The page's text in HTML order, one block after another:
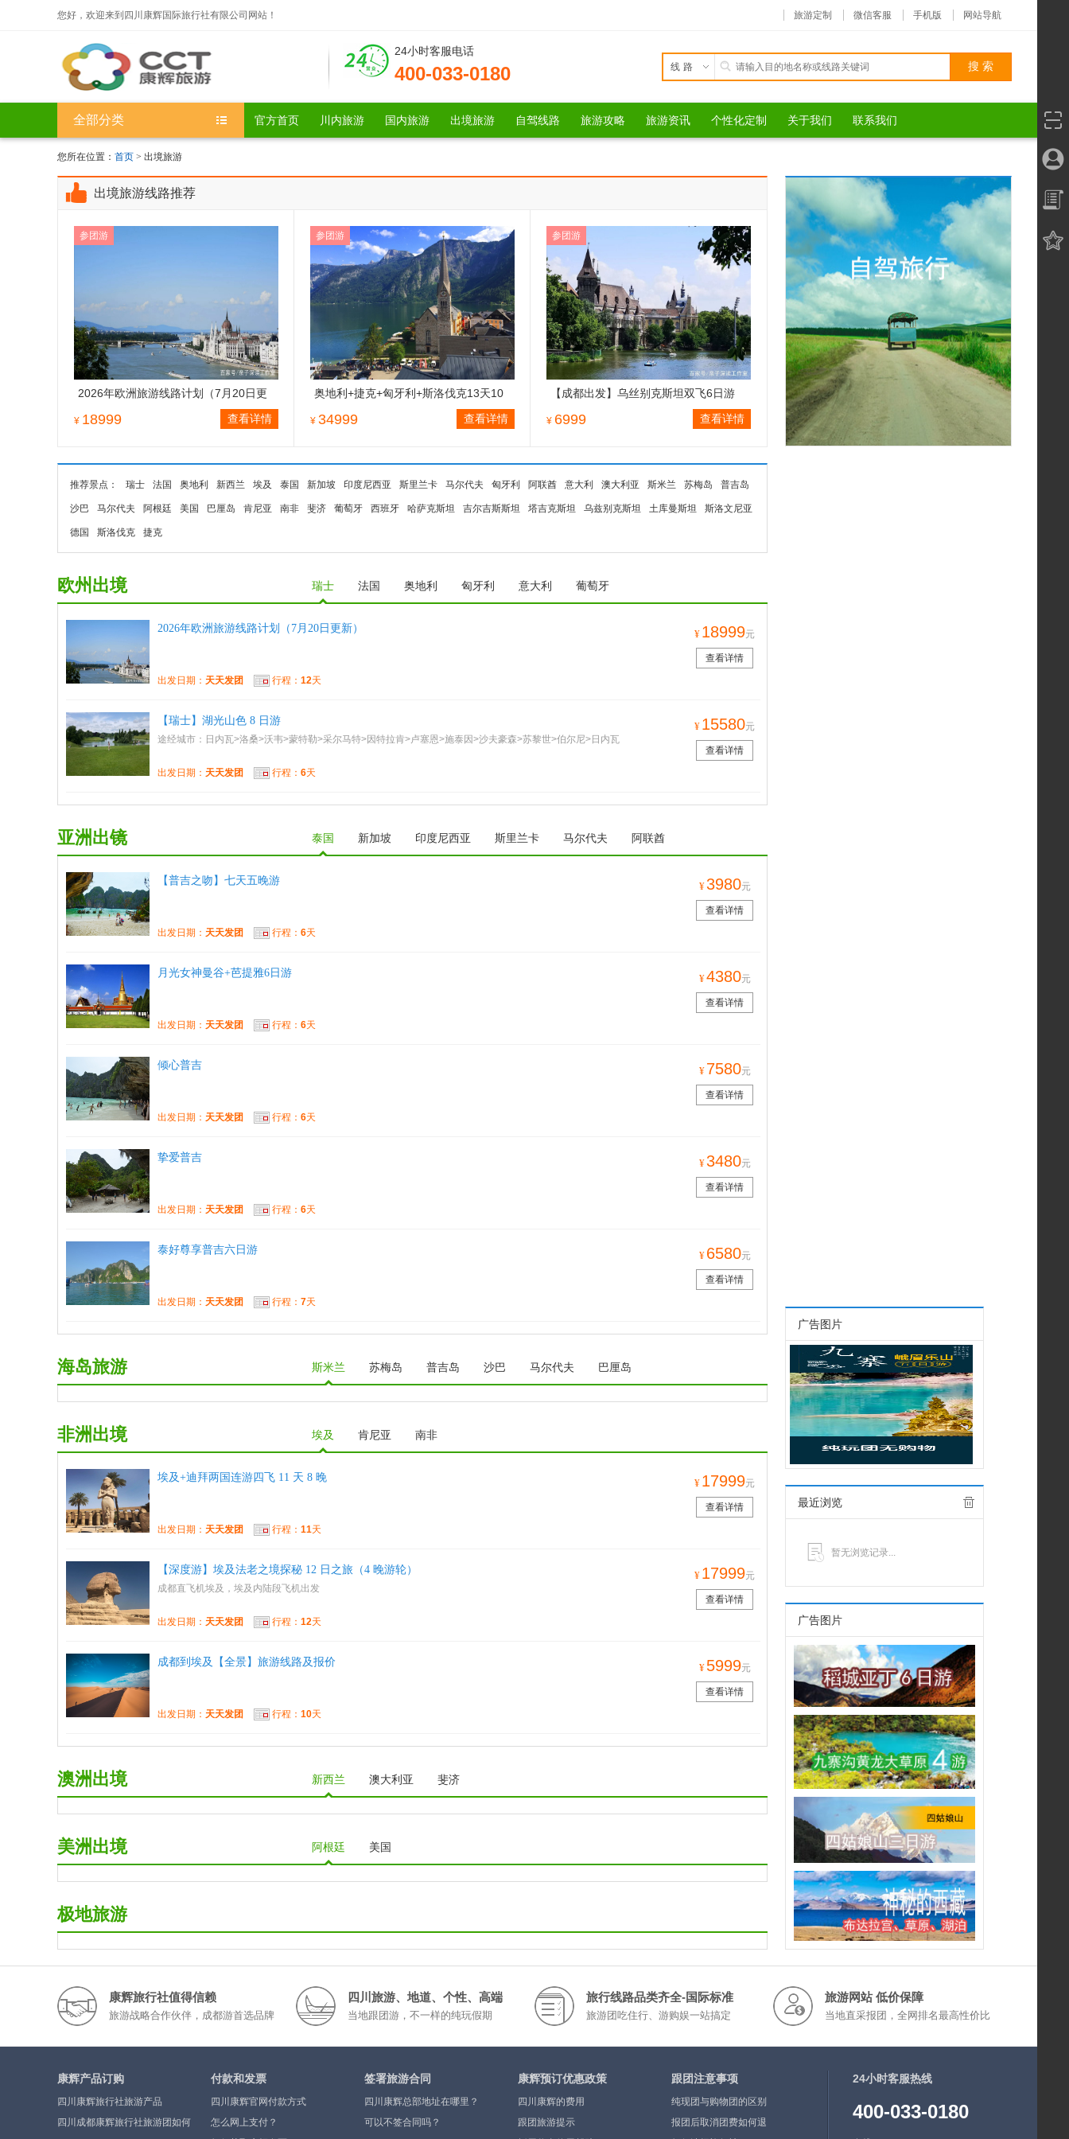
您好，欢迎来到四川康辉国际旅行社有限公司网站！ 旅游定制 微信客服 手机版 网站导航
24小时客服电话
400-033-0180 线路
全部分类 官方首页 川内旅游 国内旅游 出境旅游 自驾线路 旅游攻略 旅游资讯 个性化定制 关于我们 联系我们
您所在位置： 首页 > 出境旅游
出境旅游线路推荐
参团游
2026年欧洲旅游线路计划（7月20日更
新）
查看详情
¥ 18999
参团游
奥地利+捷克+匈牙利+斯洛伐克13天10
晚
查看详情
¥ 34999
参团游
【成都出发】乌丝别克斯坦双飞6日游
查看详情
¥ 6999
推荐景点： 瑞士 法国 奥地利 新西兰 埃及 泰国 新加坡 印度尼西亚 斯里兰卡 马尔代夫 匈牙利 阿联酋 意大利 澳大利亚 斯米兰 苏梅岛 普吉岛
沙巴 马尔代夫 阿根廷 美国 巴厘岛 肯尼亚 南非 斐济 葡萄牙 西班牙 哈萨克斯坦 吉尔吉斯斯坦 塔吉克斯坦 乌兹别克斯坦 土库曼斯坦 斯洛文尼亚
德国 斯洛伐克 捷克
欧州出境 瑞士 法国 奥地利 匈牙利 意大利 葡萄牙
2026年欧洲旅游线路计划（7月20日更新）
出发日期： 天天发团 行程： 12天
¥ 18999元
查看详情
【瑞士】湖光山色 8 日游
途经城市：日内瓦>洛桑>沃韦>蒙特勒>采尔马特>因特拉肯>卢塞恩>施泰因>沙夫豪森>苏黎世>伯尔尼>日内瓦
出发日期： 天天发团 行程： 6天
¥ 15580元
查看详情
亚洲出镜 泰国 新加坡 印度尼西亚 斯里兰卡 马尔代夫 阿联酋
【普吉之吻】七天五晚游
出发日期： 天天发团 行程： 6天
¥3980元
查看详情
月光女神曼谷+芭提雅6日游
出发日期： 天天发团 行程： 6天
¥4380元
查看详情
倾心普吉
出发日期： 天天发团 行程： 6天
¥ 7580元
查看详情
挚爱普吉
出发日期： 天天发团 行程： 6天
¥3480元
查看详情
泰好尊享普吉六日游
出发日期： 天天发团 行程： 7天
¥ 6580元
查看详情
海岛旅游 斯米兰 苏梅岛 普吉岛 沙巴 马尔代夫 巴厘岛
非洲出境 埃及 肯尼亚 南非
埃及+迪拜两国连游四飞 11 天 8 晚
出发日期： 天天发团 行程： 11天
¥ 17999元
查看详情
【深度游】埃及法老之境探秘 12 日之旅（4 晚游轮）
成都直飞机埃及，埃及内陆段飞机出发
出发日期： 天天发团 行程： 12天
¥ 17999元
查看详情
成都到埃及【全景】旅游线路及报价
出发日期： 天天发团 行程： 10天
¥ 5999元
查看详情
澳洲出境 新西兰 澳大利亚 斐济
美洲出境 阿根廷 美国
极地旅游
广告图片
最近浏览
暂无浏览记录...
广告图片
康辉旅行社值得信赖
旅游战略合作伙伴，成都游首选品牌
四川旅游、地道、个性、高端
当地跟团游，不一样的纯玩假期
旅行线路品类齐全-国际标准
旅游团吃住行、游购娱一站搞定
旅游网站 低价保障
当地直采报团，全网排名最高性价比
康辉产品订购
四川康辉旅行社旅游产品
四川成都康辉旅行社旅游团如何
付款和发票
四川康辉官网付款方式
怎么网上支付？
签署旅游合同
四川康辉总部地址在哪里？
可以不签合同吗？
康辉预订优惠政策
四川康辉的费用
跟团旅游提示
跟团注意事项
纯现团与购物团的区别
报团后取消团费如何退
24小时客服热线
400-033-0180